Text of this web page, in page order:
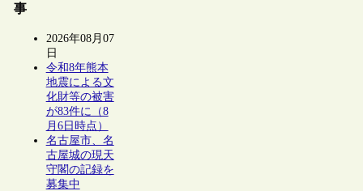
事
2026年08月07
日
令和8年熊本
地震による文
化財等の被害
が83件に（8
月6日時点）
名古屋市、名
古屋城の現天
守閣の記録を
募集中